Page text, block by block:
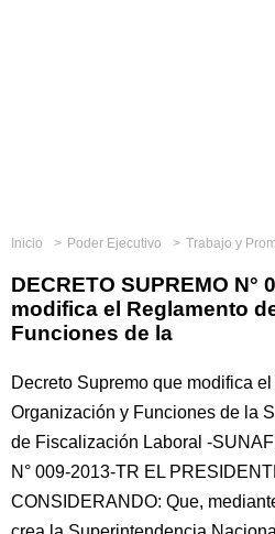
Inicio Poder Ejecutivo Trabajo y
DECRETO SUPREMO N°
modifica el Reglamento
Funciones de la
Decreto Supremo que modifica
Organización y Funciones de la
de Fiscalización Laboral -
N° 009-2013-TR EL
CONSIDERANDO: Que,